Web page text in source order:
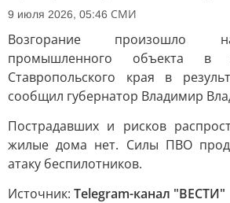
9 июля 2026, 05:46 СМИ
Возгорание произошло
промышленного объекта в
Ставропольского края в
сообщил губернатор Владимир
Пострадавших и рисков
жилые дома нет. Силы ПВО
атаку беспилотников.
Источник: Telegram-канал "ВЕСТИ"